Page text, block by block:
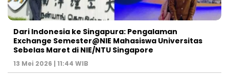
Dari Indonesia ke Singapura: Pengalaman
Exchange Semester@NIE Mahasiswa Universitas
Sebelas Maret di NIE/NTU Singapore
13 Mei 2026 | 11:44 WIB